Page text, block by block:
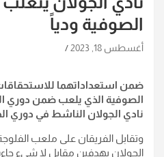
الصوفية ودياً
أغسطس 18, 2023
ضمن استعداداتهما
الصوفية الذي يلعب ضمن دوري
نادي الجولان الناشط في دوري
وتقابل الفريقان على ملعب
الجولان بهدفين مقابل لا شيء